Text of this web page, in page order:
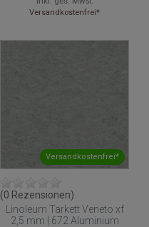
Versandkostenfrei*
Versandkostenfrei*
(0 Rezensionen)
Linoleum Tarkett Veneto xf
2,5 mm | 672 Aluminium